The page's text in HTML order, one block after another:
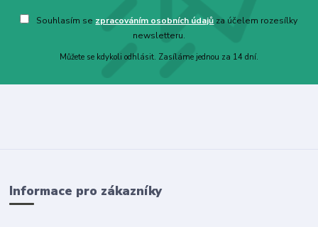
Souhlasím se zpracováním osobních údajů za účelem rozesílky
newsletteru.
Můžete se kdykoli odhlásit. Zasíláme jednou za 14 dní.
Informace pro zákazníky